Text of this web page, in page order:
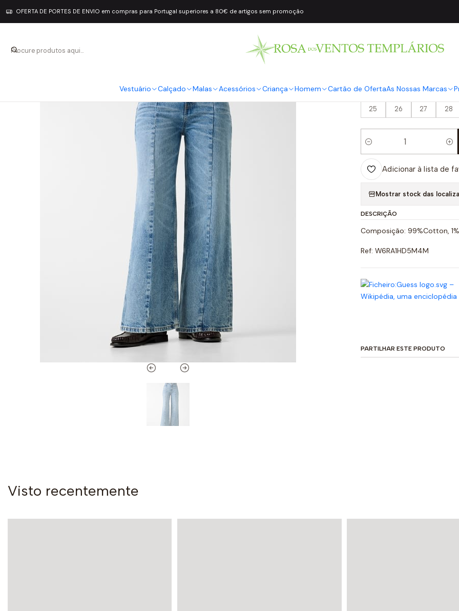
Vestuário Calçado Malas Acessórios Criança Homem Cartão de OfertaAs Nossas Marcas
OFERTA DE PORTES DE ENVIO em compras para Portugal superiores a 80€ de artigos sem promoção
|
Jeans
Ganga
25 26 27 28
Quantidade
Adicionar à lista de
Mostrar stock das
DESCRIÇÃO
Composição: 99%Cotton,
Ref: W6RA1HD5M4M
PARTILHAR ESTE PRODUTO
Visto recentemente